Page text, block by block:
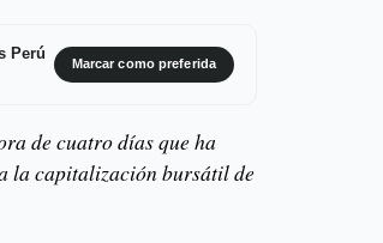
Perú
Marcar como preferida
de cuatro días que ha
la capitalización bursátil de